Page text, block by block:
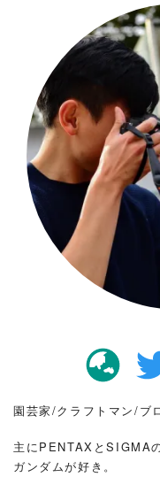
園芸家/クラフトマン/ブ
主にPENTAXとSIGMA
ガンダムが好き。